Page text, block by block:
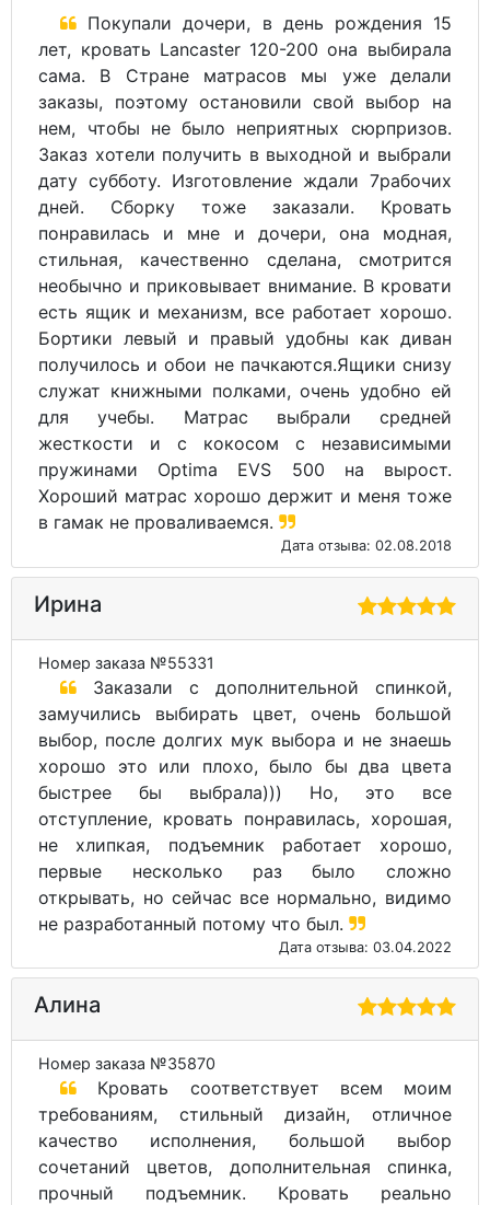
Покупали дочери, в день рождения 15
лет, кровать Lancaster 120-200 она выбирала
сама. В Стране матрасов мы уже делали
заказы, поэтому остановили свой выбор на
нем, чтобы не было неприятных сюрпризов.
Заказ хотели получить в выходной и выбрали
дату субботу. Изготовление ждали 7рабочих
дней. Сборку тоже заказали. Кровать
понравилась и мне и дочери, она модная,
стильная, качественно сделана, смотрится
необычно и приковывает внимание. В кровати
есть ящик и механизм, все работает хорошо.
Бортики левый и правый удобны как диван
получилось и обои не пачкаются.Ящики снизу
служат книжными полками, очень удобно ей
для учебы. Матрас выбрали средней
жесткости и с кокосом с независимыми
пружинами Optima EVS 500 на вырост.
Хороший матрас хорошо держит и меня тоже
в гамак не проваливаемся.
Дата отзыва: 02.08.2018
Ирина
Номер заказа №55331
Заказали с дополнительной спинкой,
замучились выбирать цвет, очень большой
выбор, после долгих мук выбора и не знаешь
хорошо это или плохо, было бы два цвета
быстрее бы выбрала))) Но, это все
отступление, кровать понравилась, хорошая,
не хлипкая, подъемник работает хорошо,
первые несколько раз было сложно
открывать, но сейчас все нормально, видимо
не разработанный потому что был.
Дата отзыва: 03.04.2022
Алина
Номер заказа №35870
Кровать соответствует всем моим
требованиям, стильный дизайн, отличное
качество исполнения, большой выбор
сочетаний цветов, дополнительная спинка,
прочный подъемник. Кровать реально